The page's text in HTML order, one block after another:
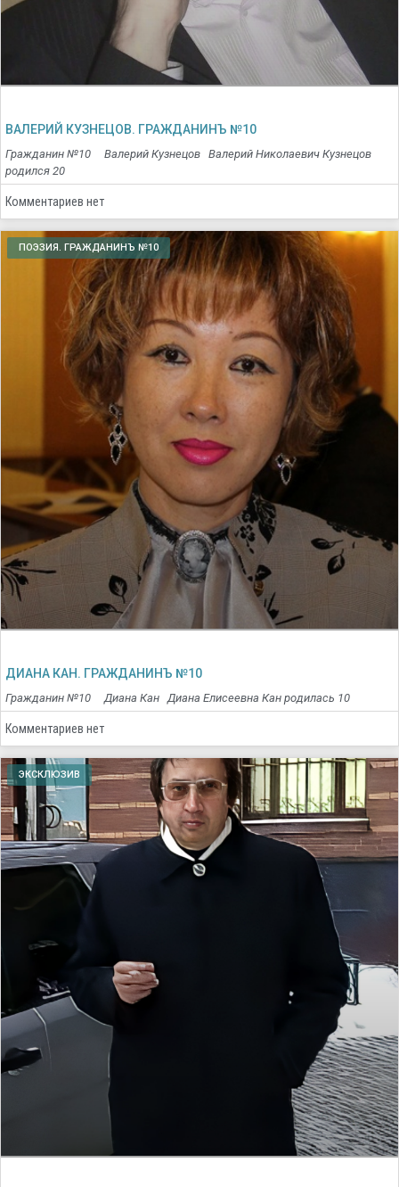
ВАЛЕРИЙ КУЗНЕЦОВ. ГРАЖДАНИНЪ №10
Гражданин №10 Валерий Кузнецов Валерий Николаевич Кузнецов
родился 20
Комментариев нет
ПОЭЗИЯ. ГРАЖДАНИНЪ №10
ДИАНА КАН. ГРАЖДАНИНЪ №10
Гражданин №10 Диана Кан Диана Елисеевна Кан родилась 10
Комментариев нет
ЭКСКЛЮЗИВ